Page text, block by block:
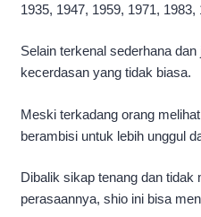
1935, 1947, 1959, 1971, 1983,
Selain terkenal sederhana
kecerdasan yang tidak biasa.
Meski terkadang orang
berambisi untuk lebih unggul
Dibalik sikap tenang dan tidak
perasaannya, shio ini bisa